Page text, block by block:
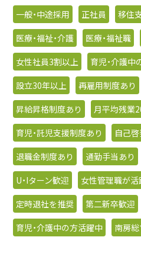
一般・中途採用 正社員
移住
医療・福祉・介護
医療・福祉職
女性社員3割以上
育児・介護中
設立30年以上
再雇用制度あり
昇給昇格制度あり
月平均残業
育児・託児支援制度あり
自己
退職金制度あり
通勤手当あり
U・Iターン歓迎
女性管理職が活
定時退社を推奨
第二新卒歓迎
育児・介護中の方活躍中
南房